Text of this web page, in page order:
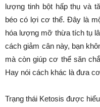
lượng tinh bột hấp thụ và
béo có lợi cơ thể. Đây là
hóa lượng mỡ thừa tích tụ
cách giảm cân này, bạn
mà còn giúp cơ thể săn
Hay nói cách khác là đưa
Trạng thái Ketosis được